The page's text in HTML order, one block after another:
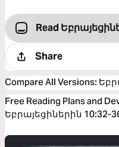
Read
Share
Compare All Versions:
Free Reading Plans and
Եբրայեցիներին 10:32-